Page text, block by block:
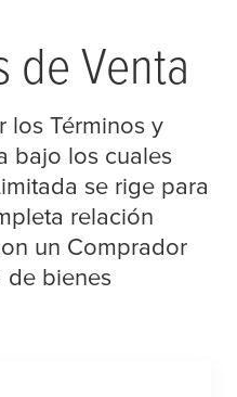
de Venta
los Términos y
bajo los cuales
se rige para
relación
un Comprador
de bienes